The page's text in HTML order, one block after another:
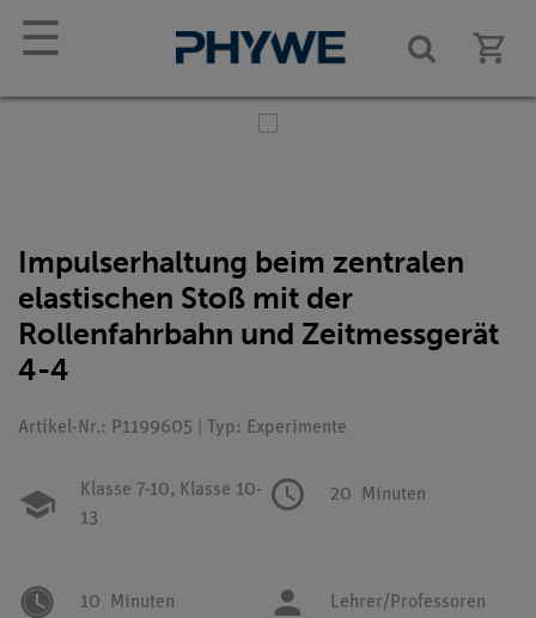
☰
Impulserhaltung beim zentralen
elastischen Stoß mit der
Rollenfahrbahn und Zeitmessgerät
4-4
Artikel-Nr.: P1199605 | Typ: Experimente
Klasse 7-10, Klasse 10-
13
20 Minuten
10 Minuten Lehrer/Professoren